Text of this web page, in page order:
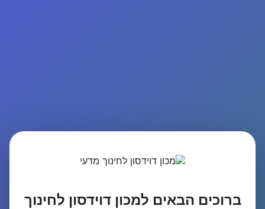
ברוכים הבאים למכון דוידסון לחינוך